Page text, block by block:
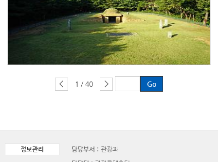
1 / 40
정보관리 담당부서 : 관광과